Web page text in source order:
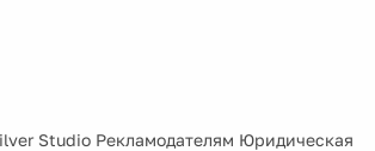
Studio Рекламодателям Юридическая